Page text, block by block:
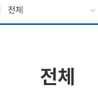
전체
전체